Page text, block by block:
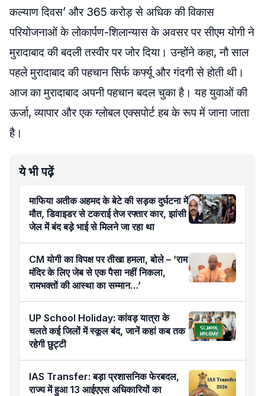
कल्याण दिवस’ और 365 करोड़ से अधिक की विकास
परियोजनाओं के लोकार्पण-शिलान्यास के अवसर पर सीएम योगी ने
मुरादाबाद की बदली तस्वीर पर जोर दिया। उन्होंने कहा, नौ साल
पहले मुरादाबाद की पहचान सिर्फ कर्फ्यू और गंदगी से होती थी।
आज का मुरादाबाद अपनी पहचान बदल चुका है। यह युवाओं की
ऊर्जा, व्यापार और एक ग्लोबल एक्सपोर्ट हब के रूप में जाना जाता
है।
ये भी पढ़ें
माफिया अतीक अहमद के बेटे की सड़क दुर्घटना में
मौत, डिवाइडर से टकराई तेज रफ्तार कार, झांसी
जेल में बंद बड़े भाई से मिलने जा रहा था
CM योगी का विपक्ष पर तीखा हमला, बोले – ‘राम
मंदिर के लिए जेब से एक पैसा नहीं निकला,
रामभक्तों की आस्था का सम्मान…’
UP School Holiday: कांवड़ यात्रा के
चलते कई जिलों में स्कूल बंद, जानें कहां कब तक
रहेगी छुट्टी
IAS Transfer: बड़ा प्रशासनिक फेरबदल,
राज्य में हुआ 13 आईएएस अधिकारियों का